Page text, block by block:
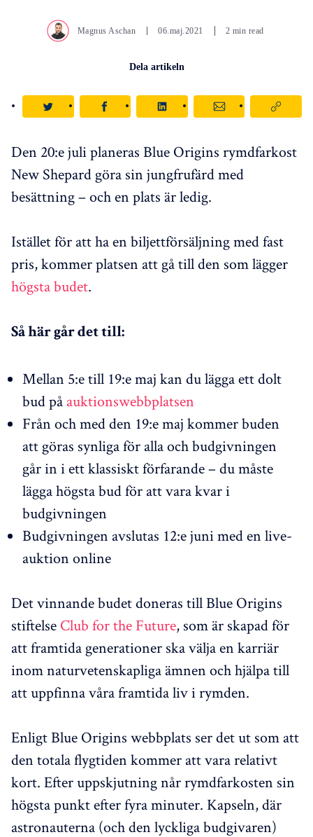
Magnus Aschan 06.maj.2021 2 min read
Dela artikeln
Den 20:e juli planeras Blue Origins rymdfarkost
New Shepard göra sin jungfrufärd med
besättning – och en plats är ledig.
Istället för att ha en biljettförsäljning med fast
pris, kommer platsen att gå till den som lägger
högsta budet.
Så här går det till:
Mellan 5:e till 19:e maj kan du lägga ett dolt
bud på auktionswebbplatsen
Från och med den 19:e maj kommer buden
att göras synliga för alla och budgivningen
går in i ett klassiskt förfarande – du måste
lägga högsta bud för att vara kvar i
budgivningen
Budgivningen avslutas 12:e juni med en live-
auktion online
Det vinnande budet doneras till Blue Origins
stiftelse Club for the Future, som är skapad för
att framtida generationer ska välja en karriär
inom naturvetenskapliga ämnen och hjälpa till
att uppfinna våra framtida liv i rymden.
Enligt Blue Origins webbplats ser det ut som att
den totala flygtiden kommer att vara relativt
kort. Efter uppskjutning når rymdfarkosten sin
högsta punkt efter fyra minuter. Kapseln, där
astronauterna (och den lyckliga budgivaren)